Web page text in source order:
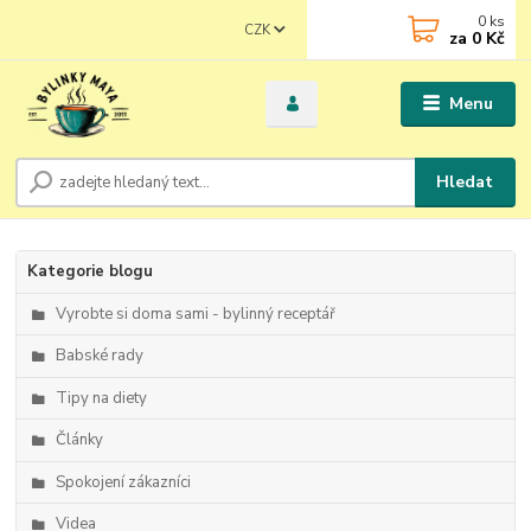
Menu
CZK
Hledat
0 ks
za 0 Kč
Kategorie blogu
Vyrobte si doma sami - bylinný receptář
Babské rady
Tipy na diety
Články
Spokojení zákazníci
Videa